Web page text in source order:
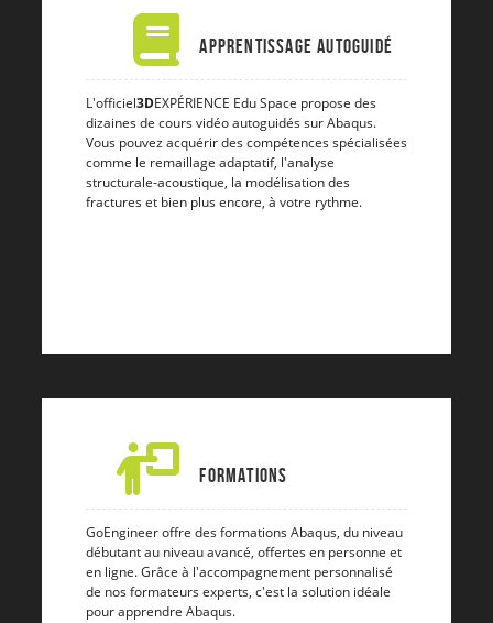
Apprentissage autoguidé
L'officiel3DEXPÉRIENCE Edu Space propose des
dizaines de cours vidéo autoguidés sur Abaqus.
Vous pouvez acquérir des compétences spécialisées
comme le remaillage adaptatif, l'analyse
structurale-acoustique, la modélisation des
fractures et bien plus encore, à votre rythme.
Formations
GoEngineer offre des formations Abaqus, du niveau
débutant au niveau avancé, offertes en personne et
en ligne. Grâce à l'accompagnement personnalisé
de nos formateurs experts, c'est la solution idéale
pour apprendre Abaqus.